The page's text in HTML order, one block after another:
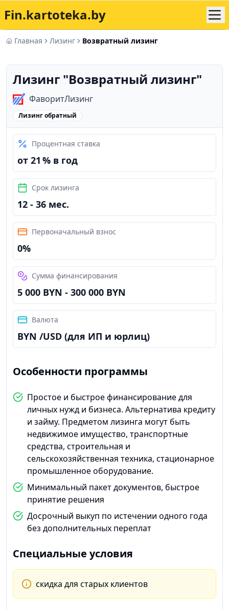
Fin.kartoteka.by
Главная Лизинг Возвратный лизинг
Лизинг "Возвратный лизинг"
ФаворитЛизинг
Лизинг обратный
Процентная ставка
от 21 % в год
Срок лизинга
12 - 36 мес.
Первоначальный взнос
0%
Сумма финансирования
5 000 BYN - 300 000 BYN
Валюта
BYN /USD (для ИП и юрлиц)
Особенности программы
Простое и быстрое финансирование для
личных нужд и бизнеса. Альтернатива кредиту
и займу. Предметом лизинга могут быть
недвижимое имущество, транспортные
средства, строительная и
сельскохозяйственная техника, стационарное
промышленное оборудование.
Минимальный пакет документов, быстрое
принятие решения
Досрочный выкуп по истечении одного года
без дополнительных переплат
Специальные условия
скидка для старых клиентов